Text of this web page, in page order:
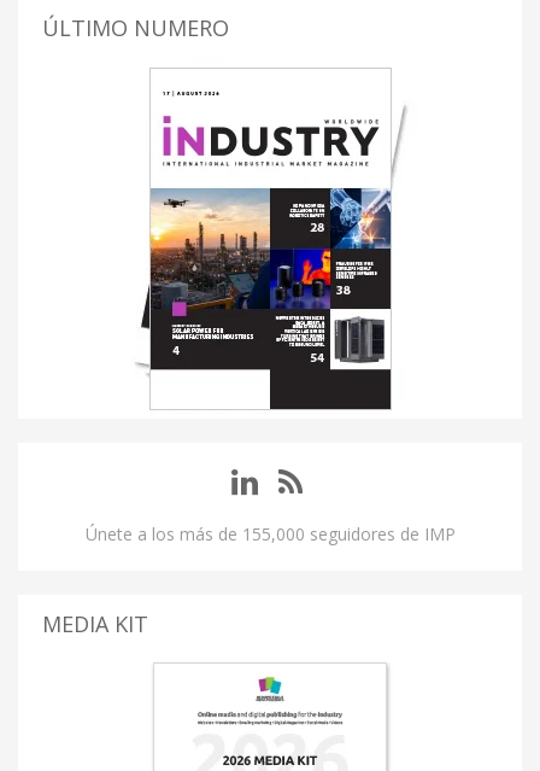
ÚLTIMO NUMERO
Únete a los más de 155,000 seguidores de IMP
MEDIA KIT